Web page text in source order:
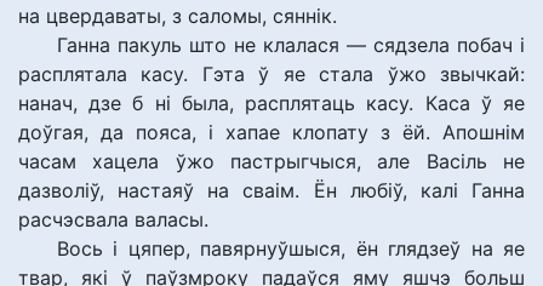
на цвердаваты, з саломы, сяннік.
Ганна пакуль што не клалася — сядзела побач і
расплятала касу. Гэта ў яе стала ўжо звычкай:
нанач, дзе б ні была, расплятаць касу. Каса ў яе
доўгая, да пояса, і хапае клопату з ёй. Апошнім
часам хацела ўжо пастрыгчыся, але Васіль не
дазволіў, настаяў на сваім. Ён любіў, калі Ганна
расчэсвала валасы.
Вось і цяпер, павярнуўшыся, ён глядзеў на яе
твар, які ў паўзмроку падаўся яму яшчэ больш